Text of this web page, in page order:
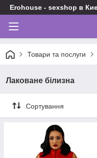
Erohouse - sexshop в
Товари та послуги
Лаковане білизна
Сортування